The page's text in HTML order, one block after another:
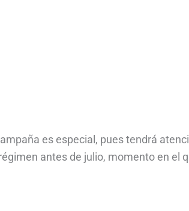
es especial, pues tendrá
antes de julio, momento en el